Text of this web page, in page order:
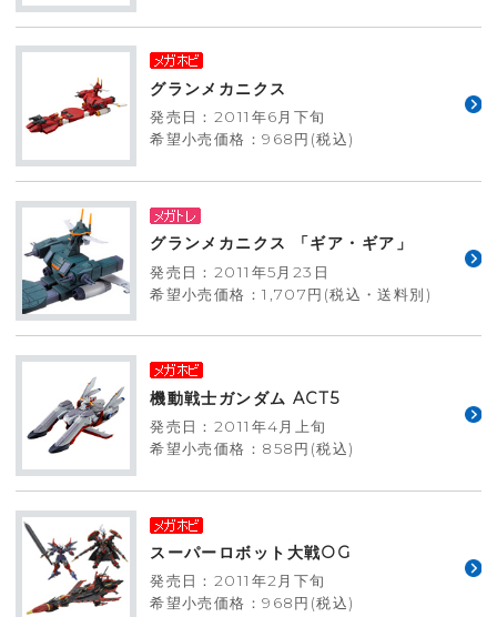
グランメカニクス
発売日：2011年6月下旬
希望小売価格：968円(税込)
グランメカニクス 「ギア・ギア」
発売日：2011年5月23日
希望小売価格：1,707円(税込・送料別)
機動戦士ガンダム ACT5
発売日：2011年4月上旬
希望小売価格：858円(税込)
スーパーロボット大戦OG
発売日：2011年2月下旬
希望小売価格：968円(税込)